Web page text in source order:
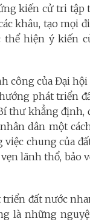
kiến cử tri tập
khâu, tạo mọi
hiện ý kiến
công của Đại
phát triển
thư khẳng định,
dân một
chung của
lãnh thổ, bảo
đất nước
là những